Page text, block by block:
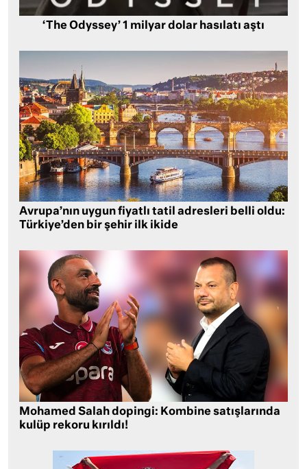
‘The Odyssey’ 1 milyar dolar hasılatı aştı
Avrupa’nın uygun fiyatlı tatil adresleri belli oldu:
Türkiye’den bir şehir ilk ikide
Mohamed Salah dopingi: Kombine satışlarında
kulüp rekoru kırıldı!